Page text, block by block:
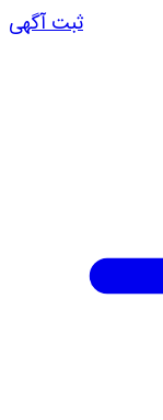
ثبت آگهی